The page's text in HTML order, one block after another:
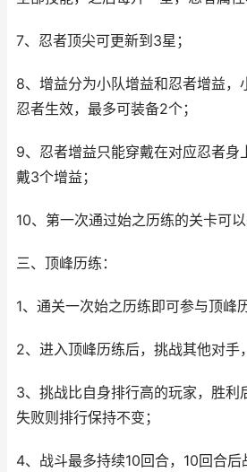
7、忍者顶尖可更新到3星；
8、增益分为小队增益和忍者增益，
忍者生效，最多可装备2个；
9、忍者增益只能穿戴在对应忍者身
戴3个增益；
10、第一次通过始之历练的关卡可以
三、顶峰历练：
1、通关一次始之历练即可参与顶峰
2、进入顶峰历练后，挑战其他对手
3、挑战比自身排行高的玩家，胜利
失败则排行保持不变；
4、战斗最多持续10回合，10回合